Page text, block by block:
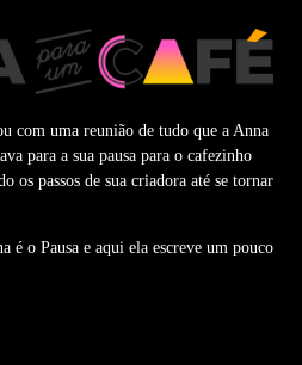
com uma reunião de tudo que a Anna
para a sua pausa para o cafezinho
os passos de sua criadora até se tornar
é o Pausa e aqui ela escreve um pouco